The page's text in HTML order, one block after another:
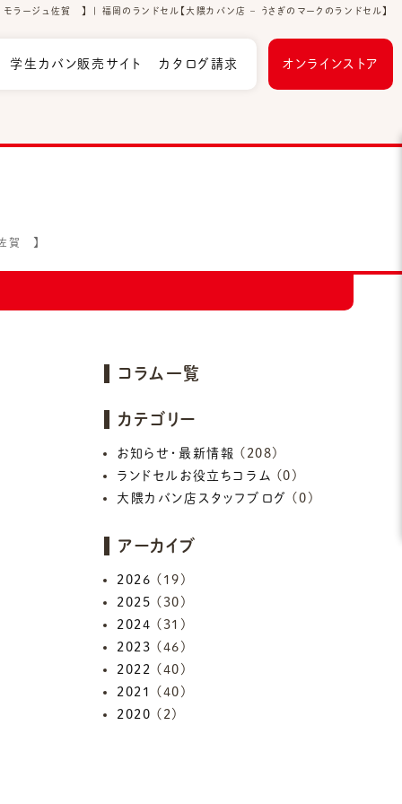
ージュ佐賀 】 | 福岡のランドセル【大隈カバン店 – うさぎのマークのランドセル】
学生カバン販売サイト カタログ請求 オンラインストア
賀 】
コラム一覧
カテゴリー
お知らせ・最新情報
(208)
ランドセルお役立ちコラム
(0)
大隈カバン店スタッフブログ
(0)
アーカイブ
2026 (19)
2025 (30)
2024 (31)
2023 (46)
2022
(40)
2021
(40)
2020 (2)